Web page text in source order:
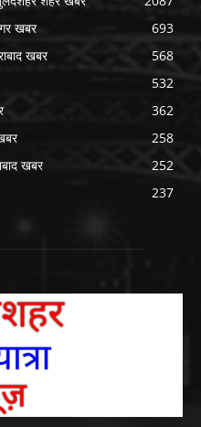
खबर
693
खबर
568
532
362
258
खबर
252
237